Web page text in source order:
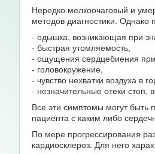
Нередко мелкоочаговый и
методов диагностики.
- одышка, возникающая при
- быстрая утомляемость,
- ощущения сердцебиения при
- головокружение,
- чувство нехватки воздуха в
- незначительные отеки стоп,
Все эти симптомы могут быть
пациента с каким либо
По мере прогрессирования
кардиосклероз. Для него